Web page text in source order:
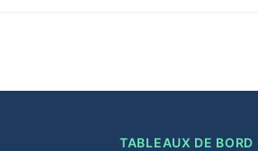
TABLEAUX DE BORD